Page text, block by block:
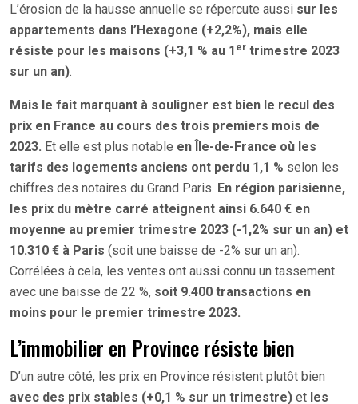
L’érosion de la hausse annuelle se répercute aussi sur les
appartements dans l’Hexagone (+2,2%), mais elle
résiste pour les maisons (+3,1 % au 1 er trimestre 2023
sur un an).
Mais le fait marquant à souligner est bien le recul des
prix en France au cours des trois premiers mois de
2023. Et elle est plus notable en Île-de-France où les
tarifs des logements anciens ont perdu 1,1 % selon les
chiffres des notaires du Grand Paris. En région parisienne,
les prix du mètre carré atteignent ainsi 6.640 € en
moyenne au premier trimestre 2023 (-1,2% sur un an) et
10.310 € à Paris (soit une baisse de -2% sur un an).
Corrélées à cela, les ventes ont aussi connu un tassement
avec une baisse de 22 %, soit 9.400 transactions en
moins pour le premier trimestre 2023.
L’immobilier en Province résiste bien
D’un autre côté, les prix en Province résistent plutôt bien
avec des prix stables (+0,1 % sur un trimestre) et les